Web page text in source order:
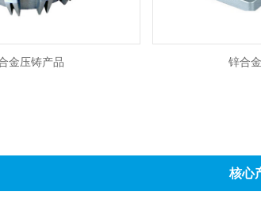
金压铸产品 锌合
核心